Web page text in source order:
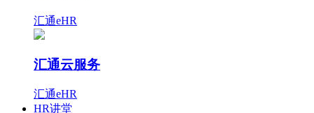
汇通eHR
汇通云服务
汇通eHR
HR讲堂